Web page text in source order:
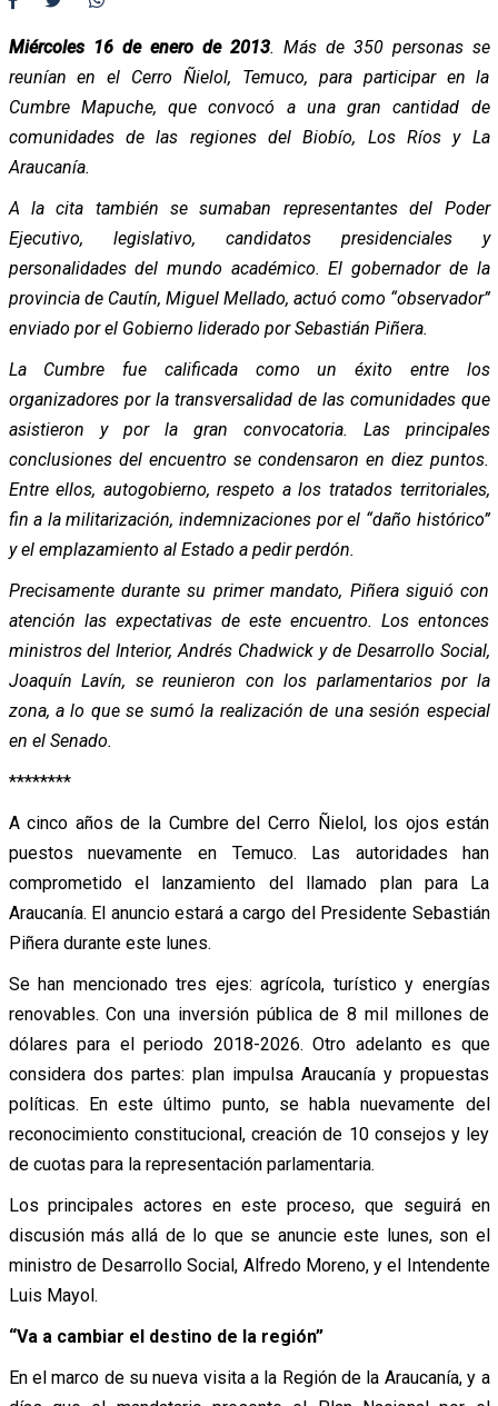
Miércoles 16 de enero de 2013. Más de 350 personas se
reunían en el Cerro Ñielol, Temuco, para participar en la
Cumbre Mapuche, que convocó a una gran cantidad de
comunidades de las regiones del Biobío, Los Ríos y La
Araucanía.
A la cita también se sumaban representantes del Poder
Ejecutivo, legislativo, candidatos presidenciales y
personalidades del mundo académico. El gobernador de la
provincia de Cautín, Miguel Mellado, actuó como “observador”
enviado por el Gobierno liderado por Sebastián Piñera.
La Cumbre fue calificada como un éxito entre los
organizadores por la transversalidad de las comunidades que
asistieron y por la gran convocatoria. Las principales
conclusiones del encuentro se condensaron en diez puntos.
Entre ellos, autogobierno, respeto a los tratados territoriales,
fin a la militarización, indemnizaciones por el “daño histórico”
y el emplazamiento al Estado a pedir perdón.
Precisamente durante su primer mandato, Piñera siguió con
atención las expectativas de este encuentro. Los entonces
ministros del Interior, Andrés Chadwick y de Desarrollo Social,
Joaquín Lavín, se reunieron con los parlamentarios por la
zona, a lo que se sumó la realización de una sesión especial
en el Senado.
********
A cinco años de la Cumbre del Cerro Ñielol, los ojos están
puestos nuevamente en Temuco. Las autoridades han
comprometido el lanzamiento del llamado plan para La
Araucanía. El anuncio estará a cargo del Presidente Sebastián
Piñera durante este lunes.
Se han mencionado tres ejes: agrícola, turístico y energías
renovables. Con una inversión pública de 8 mil millones de
dólares para el periodo 2018-2026. Otro adelanto es que
considera dos partes: plan impulsa Araucanía y propuestas
políticas. En este último punto, se habla nuevamente del
reconocimiento constitucional, creación de 10 consejos y ley
de cuotas para la representación parlamentaria.
Los principales actores en este proceso, que seguirá en
discusión más allá de lo que se anuncie este lunes, son el
ministro de Desarrollo Social, Alfredo Moreno, y el Intendente
Luis Mayol.
“Va a cambiar el destino de la región”
En el marco de su nueva visita a la Región de la Araucanía, y a